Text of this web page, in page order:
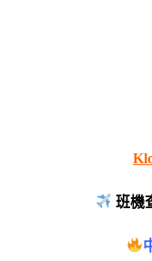
班機